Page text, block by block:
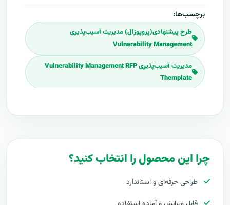
برچسب‌ها:
طرح پیشنهادی(پروپوزال) مدیریت آسیب‌پذیری
Vulnerability Management
مدیریت آسیب‌پذیری Vulnerability Management RFP
Themplate
برنامه پروپوزال مدیریت آسیب‌پذیری Vulnerability
Management
Management
چرا این محصول را انتخاب کنید؟
طراحی حرفه‌ای و استاندارد